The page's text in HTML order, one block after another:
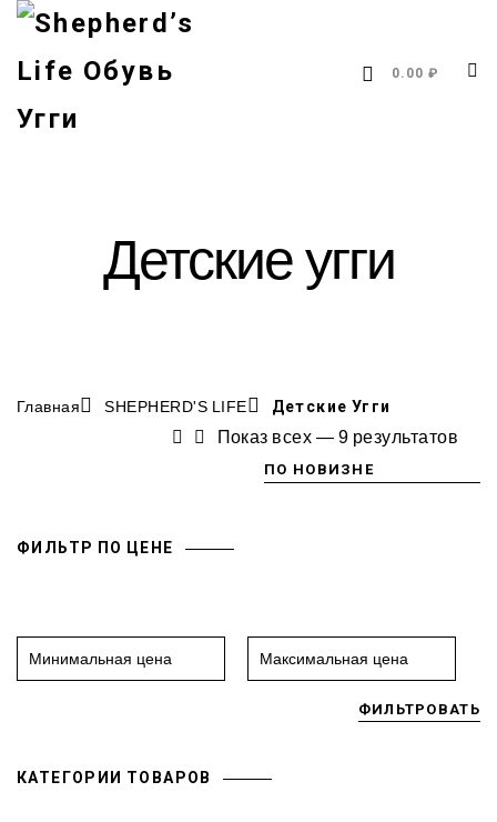
0.00 ₽
Детские угги
Главная SHEPHERD'S LIFE Детские Угги
Показ всех — 9 результатов
ФИЛЬТР ПО ЦЕНЕ
ФИЛЬТРОВАТЬ
КАТЕГОРИИ ТОВАРОВ